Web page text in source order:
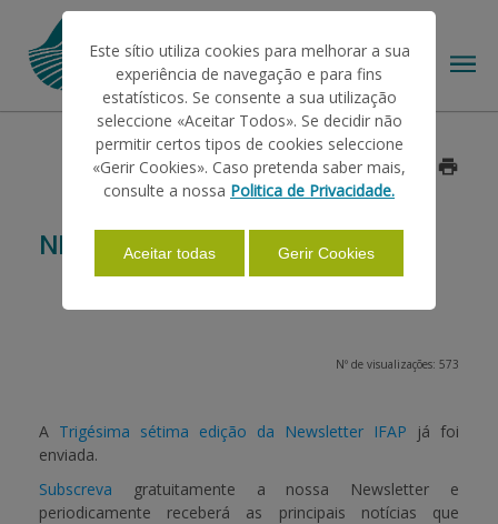
AJUDAS/APOIOS
INFORMAÇÕES
PAGAMENTOS
NEWSLETTER IFAP
Data: 2015/04/30
Nº de visualizações: 573
A Trigésima sétima edição da Newsletter IFAP já foi
enviada.
Subscreva gratuitamente a nossa Newsletter e
periodicamente receberá as principais notícias que
Este sítio utiliza cookies para melhorar a sua
experiência de navegação e para fins
estatísticos. Se consente a sua utilização
seleccione «Aceitar Todos». Se decidir não
permitir certos tipos de cookies seleccione
«Gerir Cookies». Caso pretenda saber mais,
consulte a nossa Politica de Privacidade.
Aceitar todas Gerir Cookies